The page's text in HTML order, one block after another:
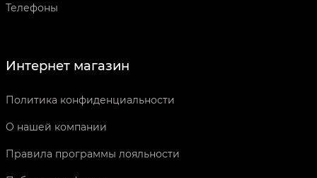
Телефоны
Интернет магазин
Политика конфиденциальности
О нашей компании
Правила программы лояльности